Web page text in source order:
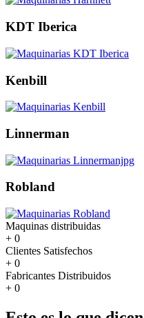
KDT Iberica
Kenbill
Linnerman
Robland
Maquinas distribuidas
+ 0
Clientes Satisfechos
+ 0
Fabricantes Distribuidos
+ 0